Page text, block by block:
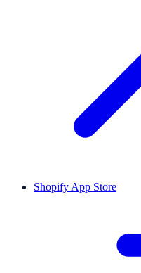
Shopify App Store